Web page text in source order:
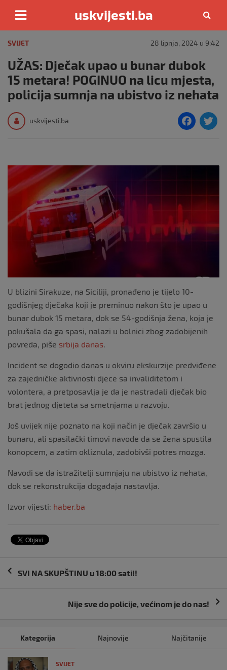
content
uskvijesti.ba
SVIJET 28 lipnja, 2024 u 9:42
UŽAS: Dječak upao u bunar dubok
15 metara! POGINUO na licu mjesta,
policija sumnja na ubistvo iz nehata
uskvijesti.ba
F
e
o
k
U blizini Sirakuze, na Siciliji, pronađeno je tijelo 10-
godišnjeg dječaka koji je preminuo nakon što je upao u
bunar dubok 15 metara, dok se 54-godišnja žena, koja je
pokušala da ga spasi, nalazi u bolnici zbog zadobijenih
povreda, piše srbija danas
Incident se dogodio danas u okviru ekskurzije predviđene
za zajedničke aktivnosti djece sa invaliditetom i
volontera, a pretposavlja je da je nastradali dječak bio
brat jednog djeteta sa smetnjama u razvoju.
Još uvijek nije poznato na koji način je dječak završio u
bunaru, ali spasilački timovi navode da se žena spustila
konopcem, a zatim okliznula, zadobivši potres mozga.
Navodi se da istražitelji sumnjaju na ubistvo iz nehata,
dok se rekonstrukcija događaja nastavlja.
Izvor vijesti: haber.ba
Navigacija
SVI NA SKUPŠTINU u 18:00 sati!!
Nije sve do policije, većinom je do nas!
Kategorija Najnovije Najčitanije
SVIJET